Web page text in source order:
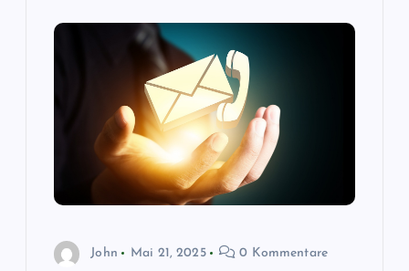
John Mai 21, 2025 0 Kommentare